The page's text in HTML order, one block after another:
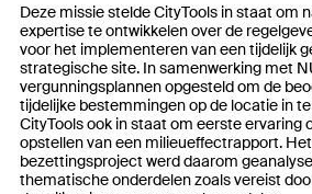
Deze missie stelde CityTools in staat om
expertise te ontwikkelen over de
voor het implementeren van een tijdelijk
strategische site. In samenwerking met
vergunningsplannen opgesteld om de
tijdelijke bestemmingen op de locatie in
CityTools ook in staat om eerste ervaring
opstellen van een milieueffectrapport.
bezettingsproject werd daarom
thematische onderdelen zoals vereist